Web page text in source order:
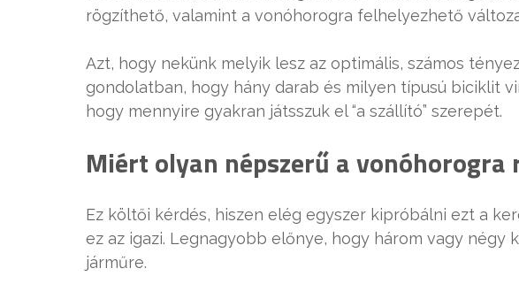
rögzíthető, valamint a vonóhorogra felhelyezhető
Azt, hogy nekünk melyik lesz az optimális, számos
gondolatban, hogy hány darab és milyen típusú biciklit
hogy mennyire gyakran játsszuk el “a szállító” szerepét.
Miért olyan népszerű a vonóhorogra
Ez költői kérdés, hiszen elég egyszer kipróbálni ezt a
ez az igazi. Legnagyobb előnye, hogy három vagy négy
járműre.